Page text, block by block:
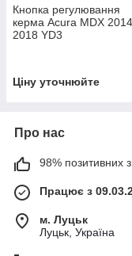
Кнопка регулювання
керма Acura MDX
2018 YD3
Ціну уточнюйте
Про нас
98% позитивних з
Працює з
м. Луцьк
Луцьк, Україна